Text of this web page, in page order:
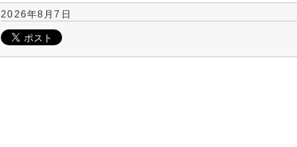
2026年8月7日